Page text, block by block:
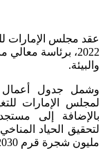
عقد مجلس الإمارات
2022، برئاسة
والبيئة.
وشمل جدول أعمال
بالإضافة إلى
مليون شجرة قرم 2030.